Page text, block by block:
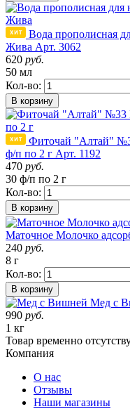
Вода прополисная
Жива Арт. 3062
620 руб.
50 мл
Кол-во:
В корзину
Фиточай "Алтай"
ф/п по 2 г Арт. 1192
470 руб.
30 ф/п по 2 г
Кол-во:
В корзину
Маточное Молочко
240 руб.
8 г
Кол-во:
В корзину
Мед с
990 руб.
1 кг
Товар временно
Компания
О нас
Отзывы
Наши магазины